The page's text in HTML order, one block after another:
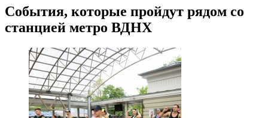
События, которые пройдут рядом со
станцией метро ВДНХ